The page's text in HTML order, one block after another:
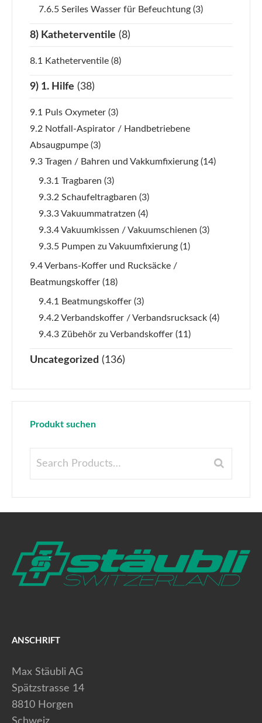
7.6.5 Seriles Wasser für Befeuchtung (3)
8) Katheterventile (8)
8.1 Katheterventile (8)
9) 1. Hilfe (38)
9.1 Puls Oxymeter (3)
9.2 Notfall-Aspirator / Handbetriebene
Absaugpumpe (3)
9.3 Tragen / Bahren und Vakkumfixierung (14)
9.3.1 Tragbaren (3)
9.3.2 Schaufeltragbaren (3)
9.3.3 Vakuummatratzen (4)
9.3.4 Vakuumkissen / Vakuumschienen (3)
9.3.5 Pumpen zu Vakuumfixierung (1)
9.4 Verbans-Koffer und Rucksäcke /
Beatmungskoffer (18)
9.4.1 Beatmungskoffer (3)
9.4.2 Verbandskoffer / Verbandsrucksack (4)
9.4.3 Zübehör zu Verbandskoffer (11)
Uncategorized (136)
Produkt suchen
ANSCHRIFT
Max Stäubli AG
Spätzstrasse 14
8810 Horgen